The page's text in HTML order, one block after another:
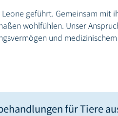
geführt. Gemeinsam
wohlfühlen. Unser
und
für Tiere